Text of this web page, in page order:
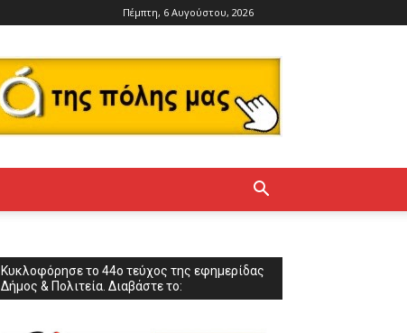
Πέμπτη, 6 Αυγούστου, 2026
Κυκλοφόρησε το 44ο τεύχος της εφημερίδας
Δήμος & Πολιτεία. Διαβάστε το: